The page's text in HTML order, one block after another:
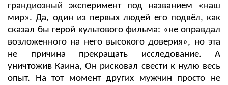
грандиозный эксперимент под названием «наш
мир». Да, один из первых людей его подвёл, как
сказал бы герой культового фильма: «не оправдал
возложенного на него высокого доверия», но эта
не причина прекращать исследование. А
уничтожив Каина, Он рисковал свести к нулю весь
опыт. На тот момент других мужчин просто не